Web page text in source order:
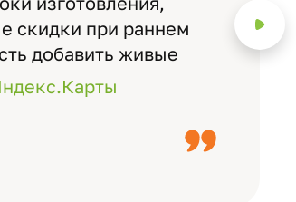
скидки при раннем
добавить живые
через телефон